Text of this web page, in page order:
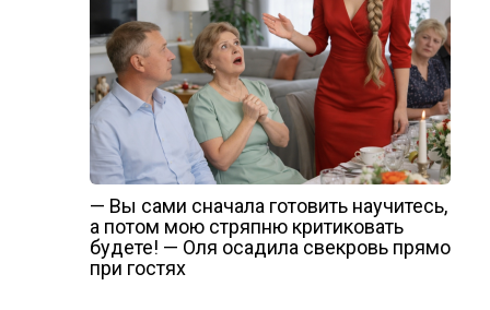
— Вы сами сначала готовить научитесь,
а потом мою стряпню критиковать
будете! — Оля осадила свекровь прямо
при гостях